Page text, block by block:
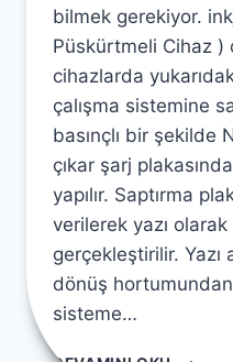
bilmek gerekiyor.
Püskürtmeli Cihaz )
cihazlarda
çalışma sistemine
basınçlı bir şekilde
çıkar şarj
yapılır. Saptırma
verilerek yazı olarak
gerçekleştirilir. Yazı
dönüş
sisteme…
İNKJET